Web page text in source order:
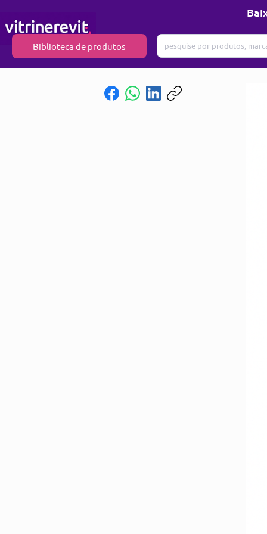
Biblioteca de produtos